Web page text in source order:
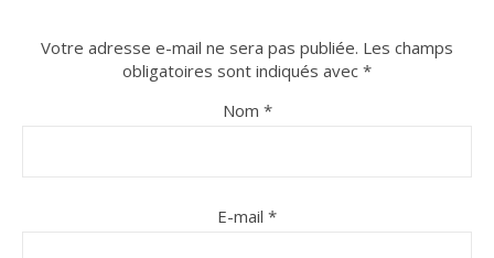
Votre adresse e-mail ne sera pas publiée. Les champs
obligatoires sont indiqués avec *
Nom *
E-mail *